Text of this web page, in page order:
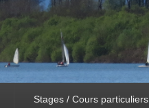
Stages / Cours particuliers